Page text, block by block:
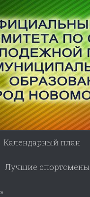
Календарный план
Лучшие спортсмены